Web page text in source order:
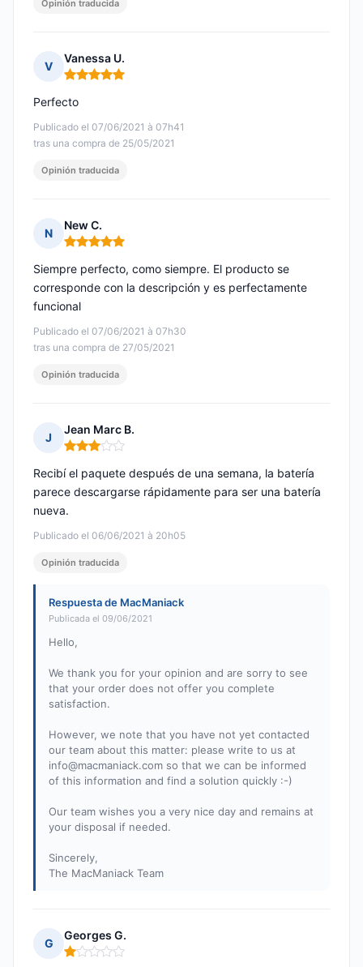
Opinión traducida
V
Vanessa U.
Nota: 5 de 5
Publicado el 07/06/2021 à 07h41
tras una compra de 25/05/2021
Perfecto
Opinión traducida
N
New C.
Nota: 5 de 5
Publicado el 07/06/2021 à 07h30
tras una compra de 27/05/2021
Siempre perfecto, como siempre. El producto se
corresponde con la descripción y es perfectamente
funcional
Opinión traducida
J
Jean Marc B.
Nota: 3 de 5
Publicado el 06/06/2021 à 20h05
Recibí el paquete después de una semana, la batería
parece descargarse rápidamente para ser una batería
nueva.
Opinión traducida
Respuesta de MacManiack
Publicada el 09/06/2021
Hello,
We thank you for your opinion and are sorry to see
that your order does not offer you complete
satisfaction.
However, we note that you have not yet contacted
our team about this matter: please write to us at
info@macmaniack.com so that we can be informed
of this information and find a solution quickly :-)
Our team wishes you a very nice day and remains at
your disposal if needed.
Sincerely,
The MacManiack Team
G
Georges G.
Nota: 1 de 5